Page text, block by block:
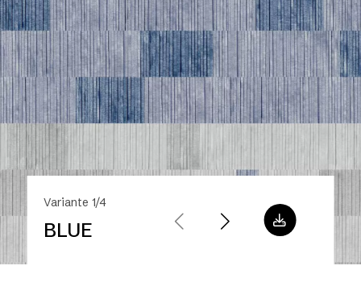
Variante 1/4
BLUE